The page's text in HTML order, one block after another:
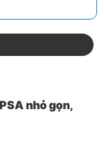
nhỏ gọn,